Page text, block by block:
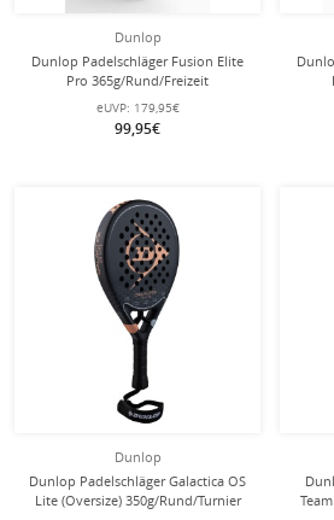
Dunlop
Dunlop Padelschläger Fusion Elite
Pro 365g/Rund/Freizeit
schwarz/gold
eUVP: 179,95€
99,95€
Dunlop
Dunlop Padelschläger Galactica OS
Lite (Oversize) 350g/Rund/Turnier